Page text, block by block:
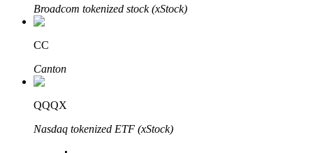
เชิญเพื่อนเพื่อรับรางวัลเงินสด
Deposit CASHCAT & Win
Broadcom tokenized stock (xStock)
CC
Canton
QQQX
Nasdaq tokenized ETF (xStock)